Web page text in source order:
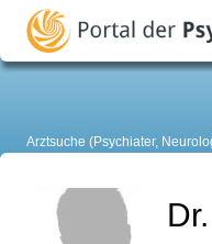
Arztsuche (Psychiater,